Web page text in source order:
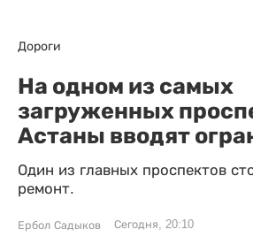
Дороги
На одном из самых
загруженных
Астаны вводят
Один из главных проспектов
ремонт.
Ербол Садыков Сегодня, 20:10